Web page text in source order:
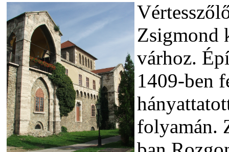
Zsigmond
várhoz.
1409-ben
folyamán.